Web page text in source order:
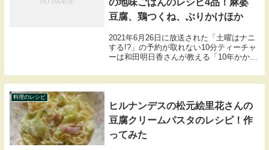
豆腐、鶏つくね、ぶりかけほか
2021年6月26日に放送された「土曜はナニ
する!?」の予約が取れない10分ティーチャ
ーは和田明日香さんが教える「10年かかっ
レシピ4品をまとめましたので紹介します
料理のレシピ
ヒルナンデスの松元絵里花さんの
豆腐クリームパスタのレシピ！作
ってみた